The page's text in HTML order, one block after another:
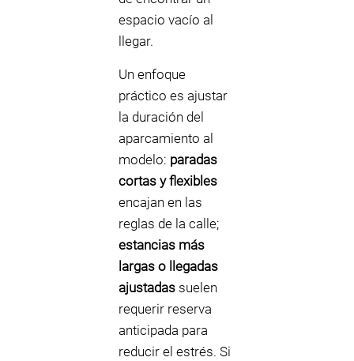
espacio vacío al
llegar.
Un enfoque
práctico es ajustar
la duración del
aparcamiento al
modelo: paradas
cortas y flexibles
encajan en las
reglas de la calle;
estancias más
largas o llegadas
ajustadas suelen
requerir reserva
anticipada para
reducir el estrés. Si